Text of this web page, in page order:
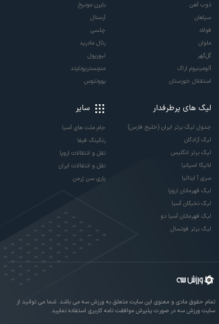
ذوب آهن
سپاهان
فولاد
ملوان
گل‌گهر
آلومینیوم اراک
استقلال خوزستان
بایرن مونیخ
آرسنال
چلسی
رئال مادرید
لیورپول
منچستریونایتد
یوونتوس
لیگ های پرطرفدار
جدول لیگ برتر ایران (خلیج فارس)
لیگ آزادگان
لیگ برتر انگلیس
لالیگا اسپانیا
سری آ ایتالیا
لیگ قهرمانان اروپا
لیگ نخبگان آسیا
لیگ قهرمانان آسیا دو
لیگ برتر فوتسال
سایر
جام ملت های آسیا
رنکینگ فیفا
نقل و انتقالات اروپا
نقل و انتقالات ایران
پاری سن ژرمن
تمام حقوق مادی و معنوی این سایت متعلق به ورزش سه می باشد. شما می توانید از
سایت ورزش سه در صورت پذیرش موافقت نامه کاربری استفاده نمایید.